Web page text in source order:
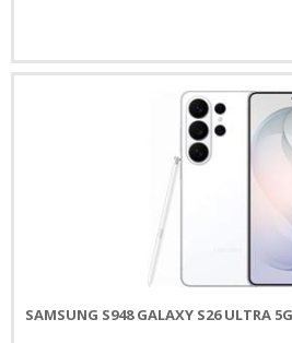
SAMSUNG S948 GALAXY S26 ULTRA